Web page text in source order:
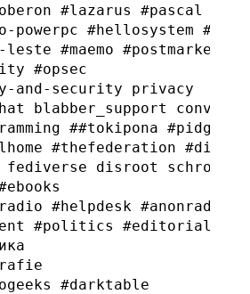
#lazarus #pascal
powerpc #hellosystem
leste #maemo
#opsec
and-security privacy
blabber_support
##tokipona #pidgin
#thefederation
fediverse disroot
#helpdesk #anonradio
#politics #editorial
#darktable